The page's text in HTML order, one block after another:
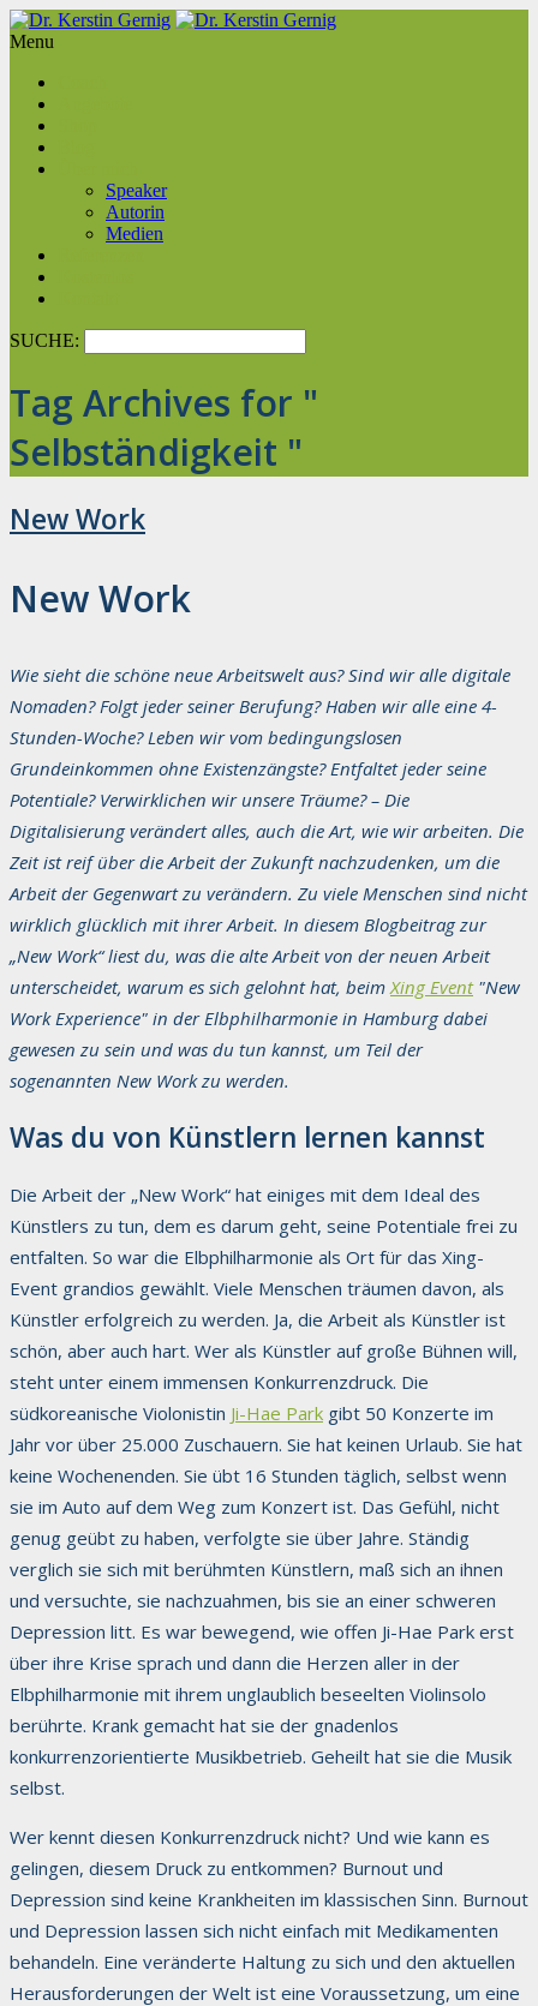
Menu
Speaker
Autorin
Medien
SUCHE:
Tag Archives for "
Selbständigkeit "
New Work
New Work
Wie sieht die schöne neue Arbeitswelt aus? Sind wir alle digitale
Nomaden? Folgt jeder seiner Berufung? Haben wir alle eine 4-
Stunden-Woche? Leben wir vom bedingungslosen
Grundeinkommen ohne Existenzängste? Entfaltet jeder seine
Potentiale? Verwirklichen wir unsere Träume? – Die
Digitalisierung verändert alles, auch die Art, wie wir arbeiten. Die
Zeit ist reif über die Arbeit der Zukunft nachzudenken, um die
Arbeit der Gegenwart zu verändern. Zu viele Menschen sind nicht
wirklich glücklich mit ihrer Arbeit. In diesem Blogbeitrag zur
„New Work“ liest du, was die alte Arbeit von der neuen Arbeit
unterscheidet, warum es sich gelohnt hat, beimXing Event"New
Work Experience" in der Elbphilharmonie in Hamburg dabei
gewesen zu sein und was du tun kannst, um Teil der
sogenannten New Work zu werden.
Was du von Künstlern lernen kannst
Die Arbeit der „New Work“ hat einiges mit dem Ideal des
Künstlers zu tun, dem es darum geht, seine Potentiale frei zu
entfalten. So war die Elbphilharmonie als Ort für das Xing-
Event grandios gewählt. Viele Menschen träumen davon, als
Künstler erfolgreich zu werden. Ja, die Arbeit als Künstler ist
schön, aber auch hart. Wer als Künstler auf große Bühnen will,
steht unter einem immensen Konkurrenzdruck. Die
südkoreanische Violonistin Ji-Hae Park gibt 50 Konzerte im
Jahr vor über 25.000 Zuschauern. Sie hat keinen Urlaub. Sie hat
keine Wochenenden. Sie übt 16 Stunden täglich, selbst wenn
sie im Auto auf dem Weg zum Konzert ist. Das Gefühl, nicht
genug geübt zu haben, verfolgte sie über Jahre. Ständig
verglich sie sich mit berühmten Künstlern, maß sich an ihnen
und versuchte, sie nachzuahmen, bis sie an einer schweren
Depression litt. Es war bewegend, wie offen Ji-Hae Park erst
über ihre Krise sprach und dann die Herzen aller in der
Elbphilharmonie mit ihrem unglaublich beseelten Violinsolo
berührte. Krank gemacht hat sie der gnadenlos
konkurrenzorientierte Musikbetrieb. Geheilt hat sie die Musik
selbst.
Wer kennt diesen Konkurrenzdruck nicht? Und wie kann es
gelingen, diesem Druck zu entkommen? Burnout und
Depression sind keine Krankheiten im klassischen Sinn. Burnout
und Depression lassen sich nicht einfach mit Medikamenten
behandeln. Eine veränderte Haltung zu sich und den aktuellen
Herausforderungen der Welt ist eine Voraussetzung, um eine